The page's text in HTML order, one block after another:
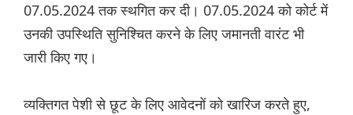
07.05.2024 तक स्थगित कर दी। 07.05.2024 को कोर्ट में
उनकी उपस्थिति सुनिश्चित करने के लिए जमानती वारंट भी
जारी किए गए।
व्यक्तिगत पेशी से छूट के लिए आवेदनों को खारिज करते हुए,